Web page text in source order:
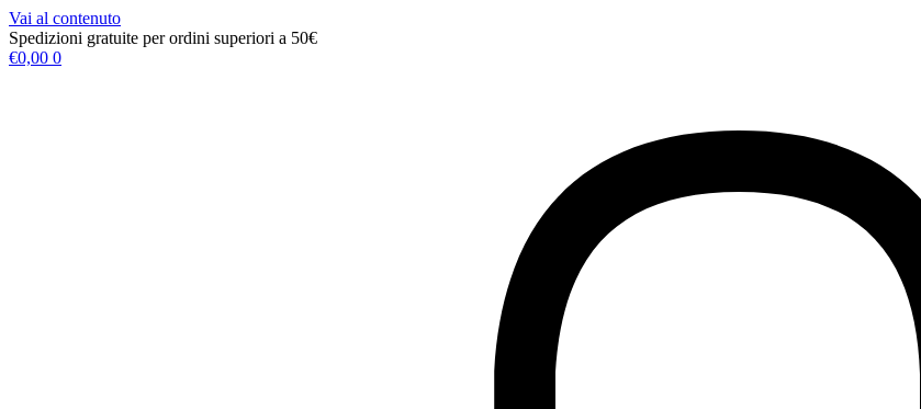
Vai al contenuto
Spedizioni gratuite per ordini superiori a 50€
€0,00 0